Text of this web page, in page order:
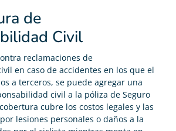
de
Civil
reclamaciones de
en caso de accidentes en los que el
a terceros, se puede agregar una
civil a la póliza de Seguro
cubre los costos legales y las
lesiones personales o daños a la